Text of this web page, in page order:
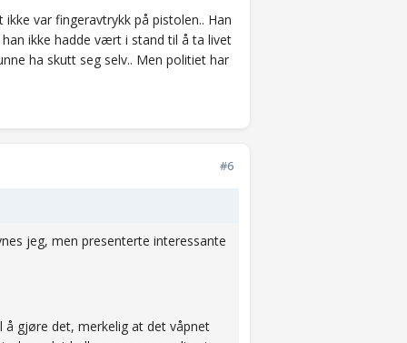
var fingeravtrykk på pistolen.. Han
ikke hadde vært i stand til å ta livet
ha skutt seg selv.. Men politiet har
#6
jeg, men presenterte interessante
gjøre det, merkelig at det våpnet